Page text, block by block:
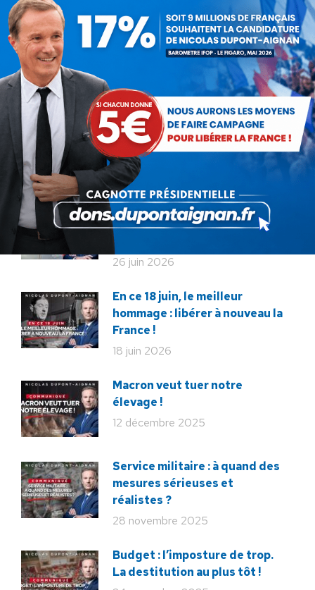
ARTICLES LIÉS
Communiqué : La protection
de nos enfants se joue sur le
terrain !
22 juillet 2026
Communiqué : Corse,
l’engrenage d’une France
fragmentée
26 juin 2026
En ce 18 juin, le meilleur
hommage : libérer à nouveau la
France !
18 juin 2026
Macron veut tuer notre
élevage !
12 décembre 2025
Service militaire : à quand des
mesures sérieuses et
réalistes ?
28 novembre 2025
Budget : l’imposture de trop.
La destitution au plus tôt !